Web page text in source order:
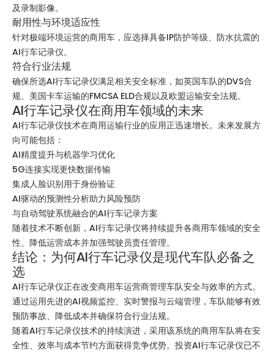
及录制影像。
耐用性与环境适应性
针对极端环境运营的商用车，应选择具备IP防护等级、防水抗震的
AI行车记录仪。
符合行业法规
确保所选AI行车记录仪满足相关安全标准，如英国车队的DVS合
规、美国卡车运输的FMCSA ELD合规以及欧盟运输安全法规。
AI行车记录仪在商用车领域的未来
AI行车记录仪技术在商用运输行业的应用正迅速增长。未来发展方
向可能包括：
AI精度提升与机器学习优化
5G连接实现更快数据传输
集成人脸识别用于身份验证
AI驱动的预测性分析助力风险预防
与自动驾驶系统融合的AI行车记录方案
随着技术不断创新，AI行车记录仪将持续提升各商用车领域的安全
性、降低运营成本并加强驾驶员责任管理。
结论：为何AI行车记录仪是现代车队必备之
选
AI行车记录仪正在改变商用车运营商管理车队安全与效率的方式。
通过运用先进的AI视频监控、实时警报与云端管理，车队能够有效
预防事故、降低成本并确保符合行业法规。
随着AI行车记录仪技术的持续演进，采用该系统的商用车队将在安
全性、效率与成本节约方面获得竞争优势。投资AI行车记录仪已不